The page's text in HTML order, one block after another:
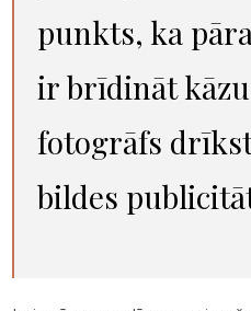
punkts, ka
ir brīdināt
fotogrāfs
bildes